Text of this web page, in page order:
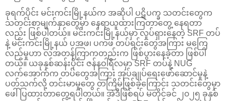
ခုရက်ပိုင်း မင်းကင်းမြို့နယ်က အဆိုပါ ပဋိပက္ခ သတင်းတွေက
သတင်းစာမျက်နှာတွေမှာ နေရာယူထားကြတာတွေ့ နေရတာ
လည်း ဖြစ်ပါတယ်။ မင်းကင်းမြို့နယ်မှာ လှုပ်ရှားနေတဲ့ SRF တပ်
နဲ့ မင်းကင်းမြို့နယ် ပအဖ၊ ပကဖ တပ်ရင်းတွေအကြား မကြေ
လည်မှုဟာ လအတန်ကြာကတည်းက ဖြစ်ပွားနေခဲ့တာ ဖြစ်ပါ
တယ်။ ယခုနှစ်ဆန်းပိုင်း ဇန်နဝါရီလမှာ SRF တပ်နဲ့ NUG
လက်အောက်က တပ်တွေအကြား အုပ်ချုပ်ရေးဖော်ဆောင်မှုနဲ့
ပတ်သက်လို့ တင်းမာမှုတွေ တကြိမ်ဖြစ်ခဲ့ကြောင်း သတင်းတွေမှာ
ဖေါ်ပြထားတာတွေ့ရပါတယ်။ အဲဒီဖြစ်ရပ် မတိုင်ခင် ၂၀၂၅ ခုနှစ်